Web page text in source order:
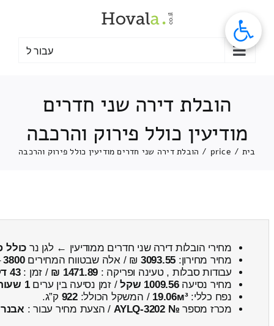
עבור ל
הובלת דירה שני חדרים
מודיעין כולל פירוק והרכבה
בית /
price
/ הובלת דירה שני חדרים מודיעין כולל פירוק והרכבה
מחירי הובלות דירה שני חדרים ממודיעין ← לגן נר כולל
מחיר מחירון: 3093.55 ₪ / אלה שבטווח המחירים3800
עבודות סבלות , טעינה ופריקה : 1471.89 ₪ / זמן :43 דקות 51 שניות
מחיר נסיעה1009.56 שקל / זמן נסיעה בין ערים1 שעות , 23 דקות
נפח כללי:19.06м³ / המשקל הכולל:922 ק”ג.
מכרז מספר № AYLQ-3202 / הצעת מחיר עבור : אבנר